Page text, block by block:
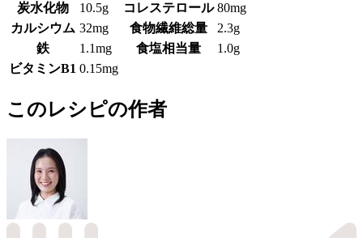
炭水化物
10.5g コレステロール 80mg
カルシウム 32mg 食物繊維総量
2.3g
鉄
1.1mg 食塩相当量
1.0g
ビタミンB1 0.15mg
このレシピの作者